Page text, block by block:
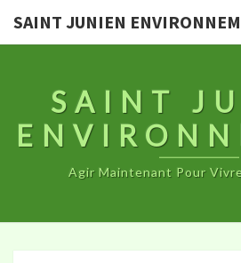
SAINT JUNIEN
SAINT
Agir Maintenant Pour